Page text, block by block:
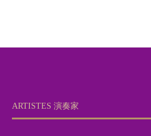
ARTISTES 演奏家